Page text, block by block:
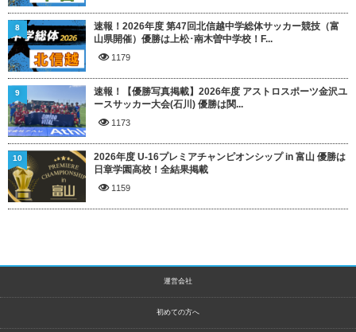
速報！2026年度 第47回北信越中学総体サッカー競技（富
山県開催）優勝は上松･南木曽中学校！F...
1179
8
速報！【優勝写真掲載】2026年度 アストロスポーツ金沢ユ
ースサッカー大会(石川) 優勝は関...
1173
9
2026年度 U-16プレミアチャンピオンシップ in 富山 優勝は
日章学園高校！全結果掲載
1159
10
運営会社
初めての方へ